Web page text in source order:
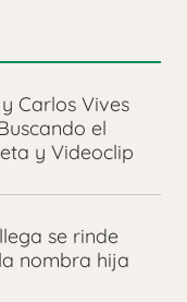
Carlos Vives
el
y Videoclip
se rinde
nombra hija